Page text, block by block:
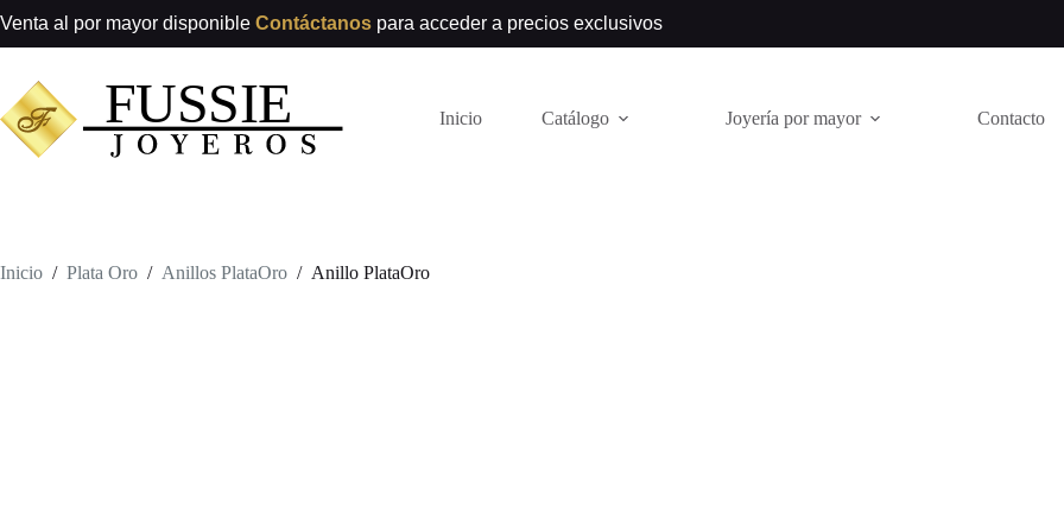
al
contenido
Venta al por mayor disponible Contáctanos para acceder a precios exclusivos
Inicio Catálogo Joyería por mayor Contacto
Inicio / Plata Oro / Anillos PlataOro / Anillo PlataOro